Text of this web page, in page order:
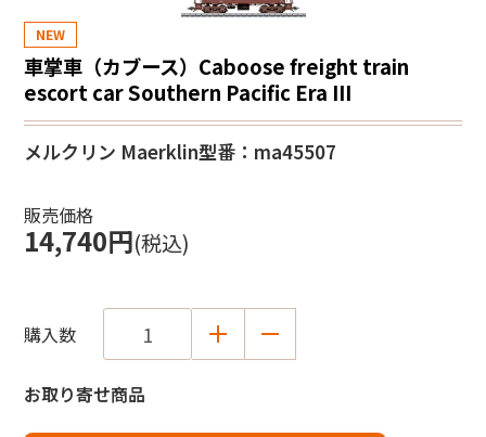
NEW
車掌車（カブース）Caboose freight train
escort car Southern Pacific Era III
メルクリン Maerklin型番：ma45507
販売価格
14,740円(税込)
購入数
お取り寄せ商品